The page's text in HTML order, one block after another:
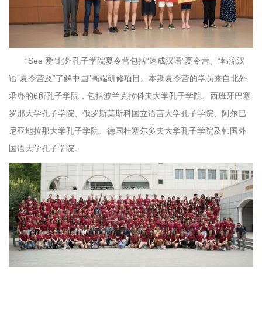
“See 爱”北外孔子学院夏令营包括“速成汉语”夏令营、“韩流汉
语”夏令营及“了解中国”高端研修项目。本期夏令营的学员来自北外
承办的6所孔子学院，包括波兰克拉科夫大学孔子学院、西班牙巴塞
罗那大学孔子学院、俄罗斯莫斯科国立语言大学孔子学院、阿尔巴
尼亚地拉那大学孔子学院、德国杜塞尔多夫大学孔子学院及韩国外
国语大学孔子学院。